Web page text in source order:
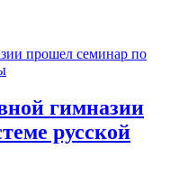
гимназии
русской